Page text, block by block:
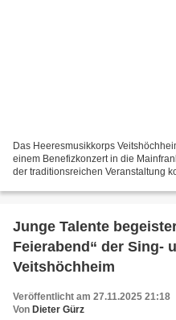
Das Heeresmusikkorps
einem Benefizkonzert in die
der traditionsreichen Veranstaltung
Junge Talente
Feierabend“ der Sing-
Veitshöchheim
Veröffentlicht am 27.11.2025 21:18
Von Dieter Gürz